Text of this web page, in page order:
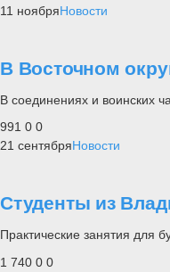
11 ноябряНовости
В Восточном
В соединениях и воинских
991 0 0
21 сентябряНовости
Студенты из
Практические занятия для
1 740 0 0